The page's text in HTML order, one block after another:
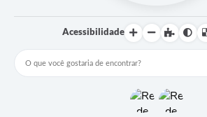
Acessibilidade